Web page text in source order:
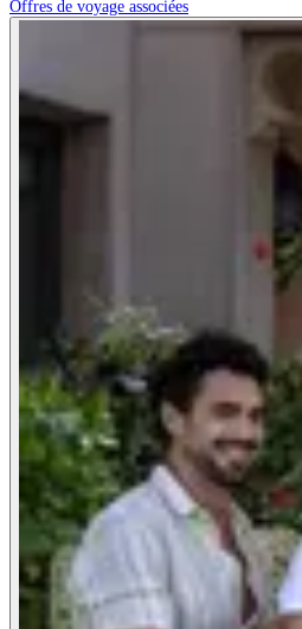
Offres de voyage associées